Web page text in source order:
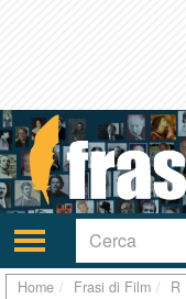
Attiva/disattiva
navigazione
Home Frasi di Film R